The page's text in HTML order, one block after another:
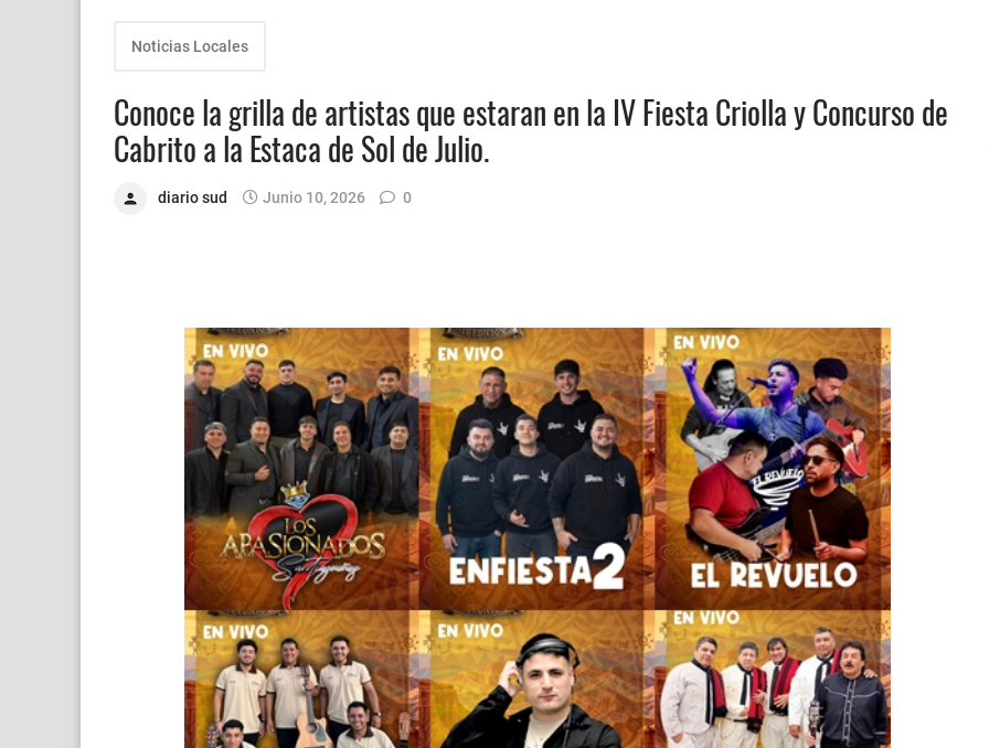
Noticias Locales
Conoce la grilla de artistas que estaran en la IV Fiesta Criolla y Concurso de
Cabrito a la Estaca de Sol de Julio.
diario sud Junio 10, 2026 0